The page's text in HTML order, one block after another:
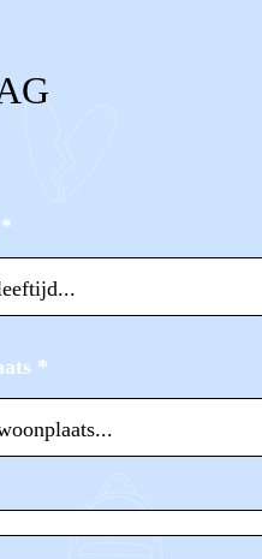
*
*